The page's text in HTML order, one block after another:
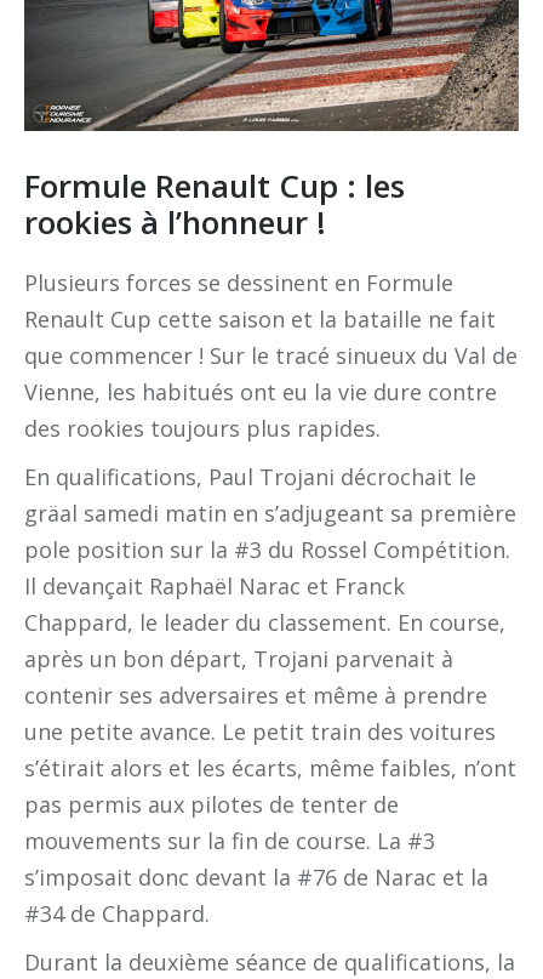
Formule Renault Cup : les
rookies à l’honneur !
Plusieurs forces se dessinent en Formule
Renault Cup cette saison et la bataille ne fait
que commencer ! Sur le tracé sinueux du Val de
Vienne, les habitués ont eu la vie dure contre
des rookies toujours plus rapides.
En qualifications, Paul Trojani décrochait le
gräal samedi matin en s’adjugeant sa première
pole position sur la #3 du Rossel Compétition.
Il devançait Raphaël Narac et Franck
Chappard, le leader du classement. En course,
après un bon départ, Trojani parvenait à
contenir ses adversaires et même à prendre
une petite avance. Le petit train des voitures
s’étirait alors et les écarts, même faibles, n’ont
pas permis aux pilotes de tenter de
mouvements sur la fin de course. La #3
s’imposait donc devant la #76 de Narac et la
#34 de Chappard.
Durant la deuxième séance de qualifications, la